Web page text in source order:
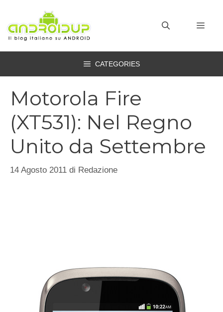
contenuto
CATEGORIES
Motorola Fire
(XT531): Nel Regno
Unito da Settembre
14 Agosto 2011 di Redazione